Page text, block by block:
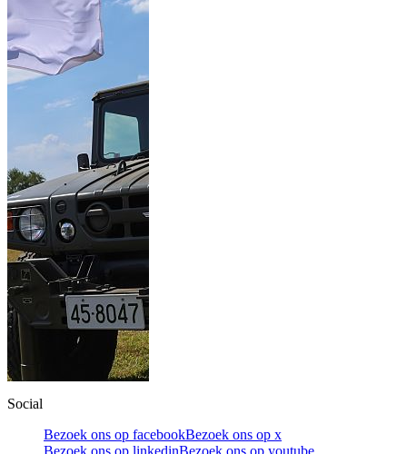
Social
Bezoek ons op facebookBezoek ons op x
Bezoek ons op linkedinBezoek ons op youtube